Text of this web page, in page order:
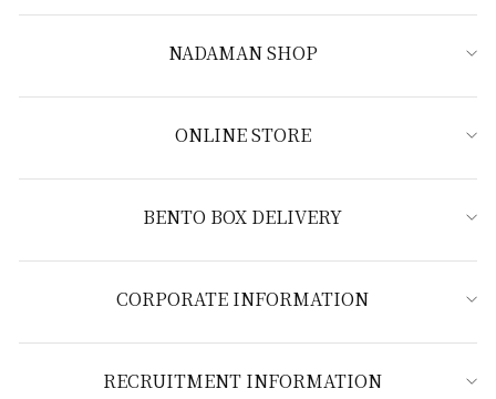
NADAMAN SHOP
ONLINE STORE
BENTO BOX DELIVERY
CORPORATE INFORMATION
RECRUITMENT INFORMATION